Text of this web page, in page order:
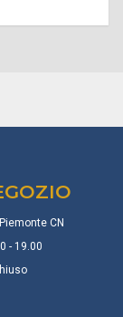
CN
- 19.00